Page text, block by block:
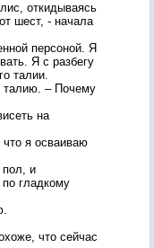
откидываясь
шест, - начала
персоной. Я
Я с разбегу
талии.
талию. – Почему
на
что я осваиваю
и
гладкому
что сейчас